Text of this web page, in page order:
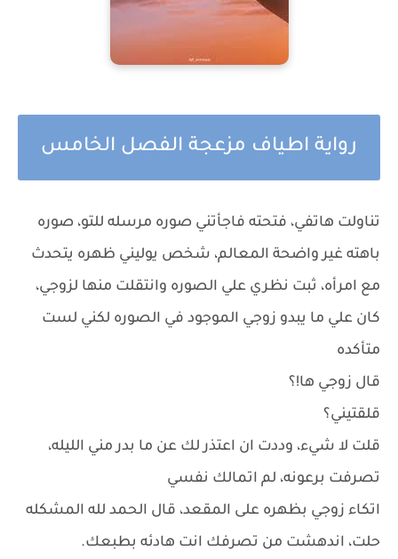
رواية اطياف مزعجة الفصل الخامس
تناولت هاتفي، فتحته فاجأتني صوره مرسله للتو، صوره
باهته غير واضحة المعالم، شخص يوليني ظهره يتحدث
مع امرأه، ثبت نظري علي الصوره وانتقلت منها لزوجي،
كان علي ما يبدو زوجي الموجود في الصوره لكني لست
متأكده
قال زوجي ها!؟
قلقتيني؟
قلت لا شيء، وددت ان اعتذر لك عن ما بدر مني الليله،
تصرفت برعونه، لم اتمالك نفسي
اتكاء زوجي بظهره على المقعد، قال الحمد لله المشكله
حلت، اندهشت من تصرفك انت هادئه بطبعك.